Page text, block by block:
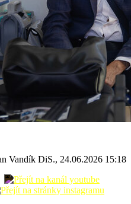
Vandík DiS., 24.06.2026 15:18